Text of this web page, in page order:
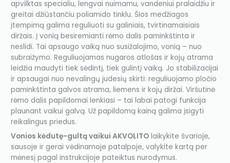
apvilktas specialiu, lengvai nuimamu, vandeniui pralaidžiu ir
greitai džiūstančiu poliamido tinklu. Šios medžiagos
įtempimą galima reguliuoti su galiniais, tvirtinamaisiais
diržais. Į vonią besiremianti rėmo dalis paminkštinta ir
neslidi. Tai apsaugo vaiką nuo susižalojimo, vonią – nuo
subraižymo. Reguliuojamas nugaros atlošas ir kojų atrama
leidžia maudyti tiek sėdintį, tiek gulintį vaiką. Jo stabilizacijai
ir apsaugai nuo nevalingų judesių skirti: reguliuojamo pločio
paminkštinta galvos atrama, liemens ir kojų diržai. Viršutinė
rėmo dalis papildomai lenkiasi – tai labai patogi funkcija
plaunant vaikui galvą. Už papildomą kainą galima įsigyti
reikalingus priedus.
Vonios kėdutę-gultą vaikui AKVOLITO laikykite švarioje,
sausoje ir gerai vėdinamoje patalpoje, valykite kartą per
mėnesį pagal instrukcijoje pateiktus nurodymus.